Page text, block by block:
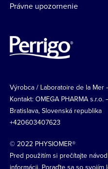
Právne upozornenie
Image
Výrobca / Laboratoire de la Mer
Kontakt: OMEGA PHARMA s.r.o.
Bratislava, Slovenská republika
+420603407623
© 2022 PHYSIOMER®
Pred použitím si prečítajte
informácii. Poraďte sa so svojím